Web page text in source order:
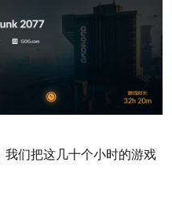
们把这几十个小时的游戏